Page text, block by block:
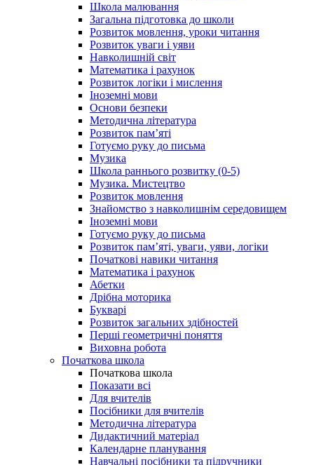
Школа малювання
Загальна підготовка до школи
Розвиток мовлення, уроки читання
Розвиток уваги і уяви
Навколишній світ
Математика і рахунок
Розвиток логіки і мислення
Іноземні мови
Основи безпеки
Методична література
Розвиток пам’яті
Готуємо руку до письма
Музика
Школа раннього розвитку (0-5)
Музика. Мистецтво
Розвиток мовлення
Знайомство з навколишнім середовищем
Іноземні мови
Готуємо руку до письма
Розвиток пам’яті, уваги, уяви, логіки
Початкові навики читання
Математика і рахунок
Абетки
Дрібна моторика
Букварі
Розвиток загальних здібностей
Перші геометричні поняття
Виховна робота
Початкова школа
Початкова школа
Показати всі
Для вчителів
Посібники для вчителів
Методична література
Дидактичний матеріал
Календарне планування
Навчальні посібники та підручники